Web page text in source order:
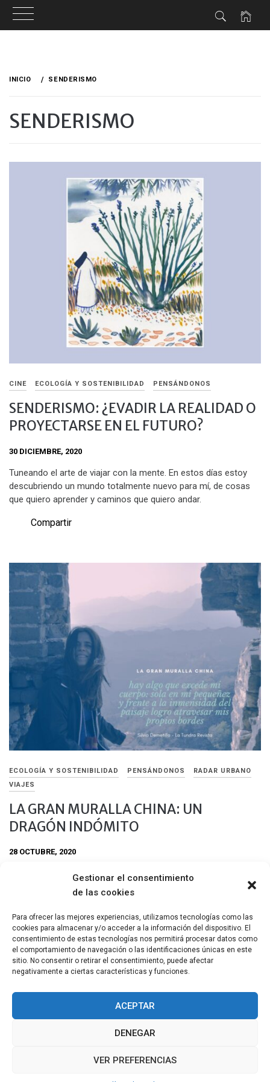
Gestionar el consentimiento
de las cookies
Para ofrecer las mejores experiencias, utilizamos tecnologías como las
cookies para almacenar y/o acceder a la información del dispositivo. El
consentimiento de estas tecnologías nos permitirá procesar datos como
el comportamiento de navegación o las identificaciones únicas en este
sitio. No consentir o retirar el consentimiento, puede afectar
negativamente a ciertas características y funciones.
ACEPTAR
DENEGAR
VER PREFERENCIAS
INICIO SENDERISMO
SENDERISMO
CINE ECOLOGÍA Y SOSTENIBILIDAD PENSÁNDONOS
SENDERISMO: ¿EVADIR LA REALIDAD O
PROYECTARSE EN EL FUTURO?
30 DICIEMBRE, 2020
Tuneando el arte de viajar con la mente. En estos días estoy
descubriendo un mundo totalmente nuevo para mí, de cosas
que quiero aprender y caminos que quiero andar.
Compartir
ECOLOGÍA Y SOSTENIBILIDAD PENSÁNDONOS
RADAR URBANO
VIAJES
LA GRAN MURALLA CHINA: UN
DRAGÓN INDÓMITO
28 OCTUBRE, 2020
En un abrir y cerrar de ojos me encuentro recorriendo el
circuito de senderismo en la Gran Muralla China, desde
experiencias más significativas de mi vida.
Compartir
COPYRIGHT © TODOS LOS DERECHOS RESERVADOS